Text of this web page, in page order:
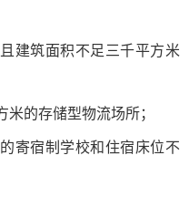
建筑面积不足三千平方米
米的存储型物流场所；
寄宿制学校和住宿床位不